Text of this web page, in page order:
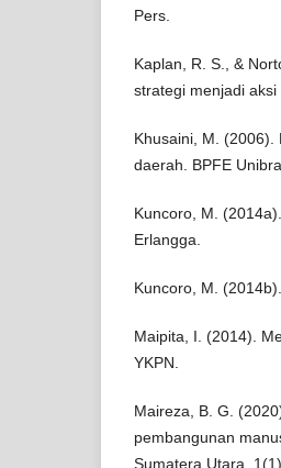
Pers.
Kaplan, R. S., &
strategi menjadi aksi
Khusaini, M. (2006).
daerah. BPFE
Kuncoro, M.
Erlangga.
Kuncoro, M.
Maipita, I. (2014).
YKPN.
Maireza, B. G.
pembangunan
Sumatera Utara, 1(1).